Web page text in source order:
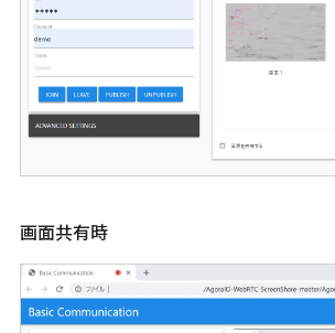
画面共有時